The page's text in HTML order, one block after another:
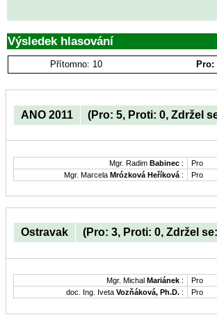
Výsledek hlasování
Přítomno: 10 Pro:
ANO 2011 (Pro: 5, Proti: 0, Zdržel
Mgr. Radim Babinec : Pro
Mgr. Marcela Mrózková Heříková : Pro
Ostravak (Pro: 3, Proti: 0, Zdržel
Mgr. Michal Mariánek :
Pro
doc. Ing. Iveta Vozňáková, Ph.D. : Pro